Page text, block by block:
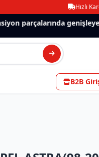
Hızlı
parçalarında genişleyen
B2B